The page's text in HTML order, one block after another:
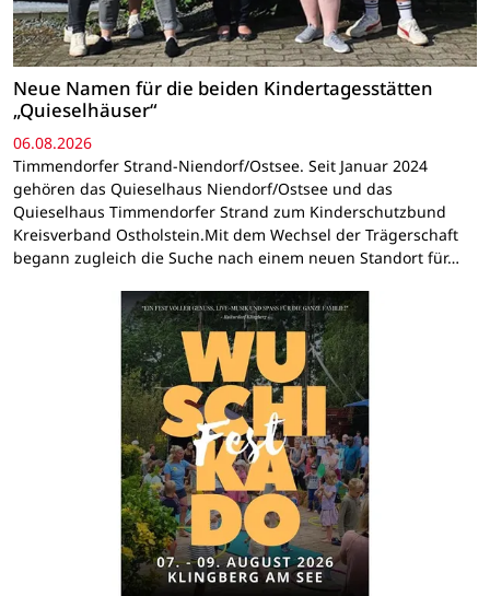
Neue Namen für die beiden Kindertagesstätten
„Quieselhäuser“
06.08.2026
Timmendorfer Strand-Niendorf/Ostsee. Seit Januar 2024
gehören das Quieselhaus Niendorf/Ostsee und das
Quieselhaus Timmendorfer Strand zum Kinderschutzbund
Kreisverband Ostholstein.Mit dem Wechsel der Trägerschaft
begann zugleich die Suche nach einem neuen Standort für…